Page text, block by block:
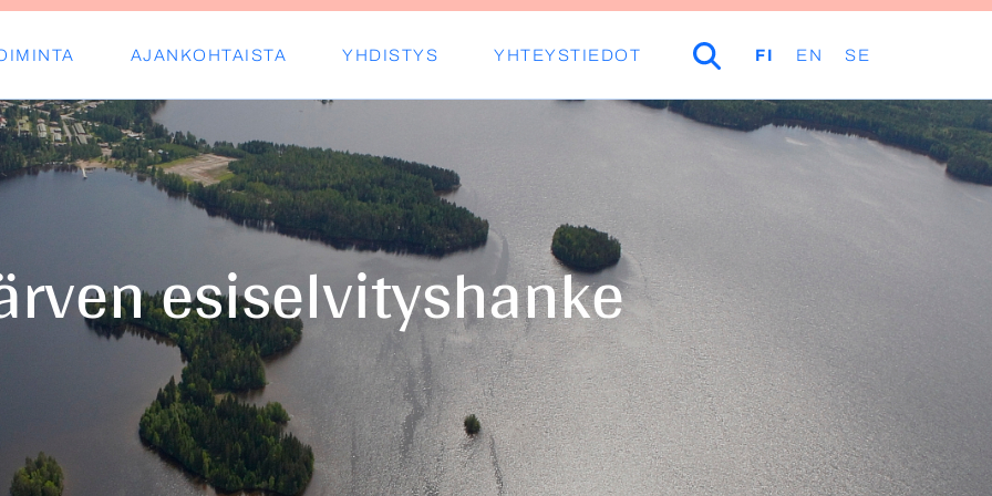
ry
AJANKOHTAISTA YHDISTYS YHTEYSTIEDOT HAKU
FI EN SE
esiselvityshanke